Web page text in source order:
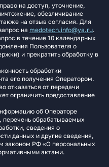
на доступ, уточнение,
обезличивание
на отзыв согласия. Для
на medotech.info@ya.ru.
в течение 10 календарных
Пользователя о
и прекратить обработку в
обработки
его получения Оператором.
отказаться от передачи
ограничить предоставление
об Операторе
перечень обрабатываемых
сведения о
данных и другие сведения,
законом РФ «О персональных
актами.